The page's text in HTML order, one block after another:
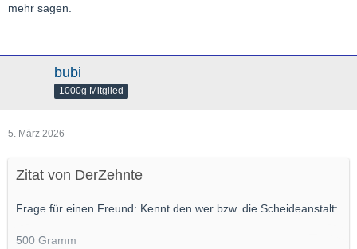
mehr sagen.
bubi
1000g Mitglied
5. März 2026
Zitat von DerZehnte
Frage für einen Freund: Kennt den wer bzw. die Scheideanstalt:
500 Gramm